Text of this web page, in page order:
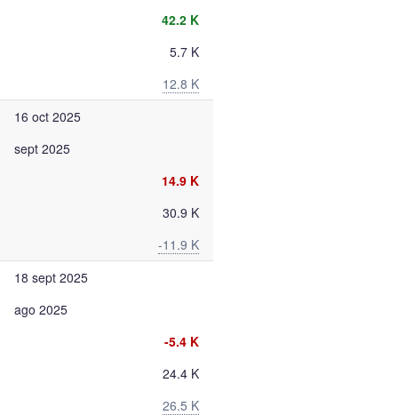
42.2 K
5.7 K
12.8 K
16 oct 2025
sept 2025
14.9 K
30.9 K
-11.9 K
18 sept 2025
ago 2025
-5.4 K
24.4 K
26.5 K